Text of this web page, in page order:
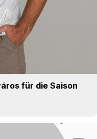
für die Saison